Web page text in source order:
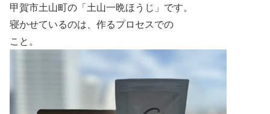
甲賀市土山町の「土山一晩ほうじ」 です。
寝かせているのは、作るプロセスでの
こと。